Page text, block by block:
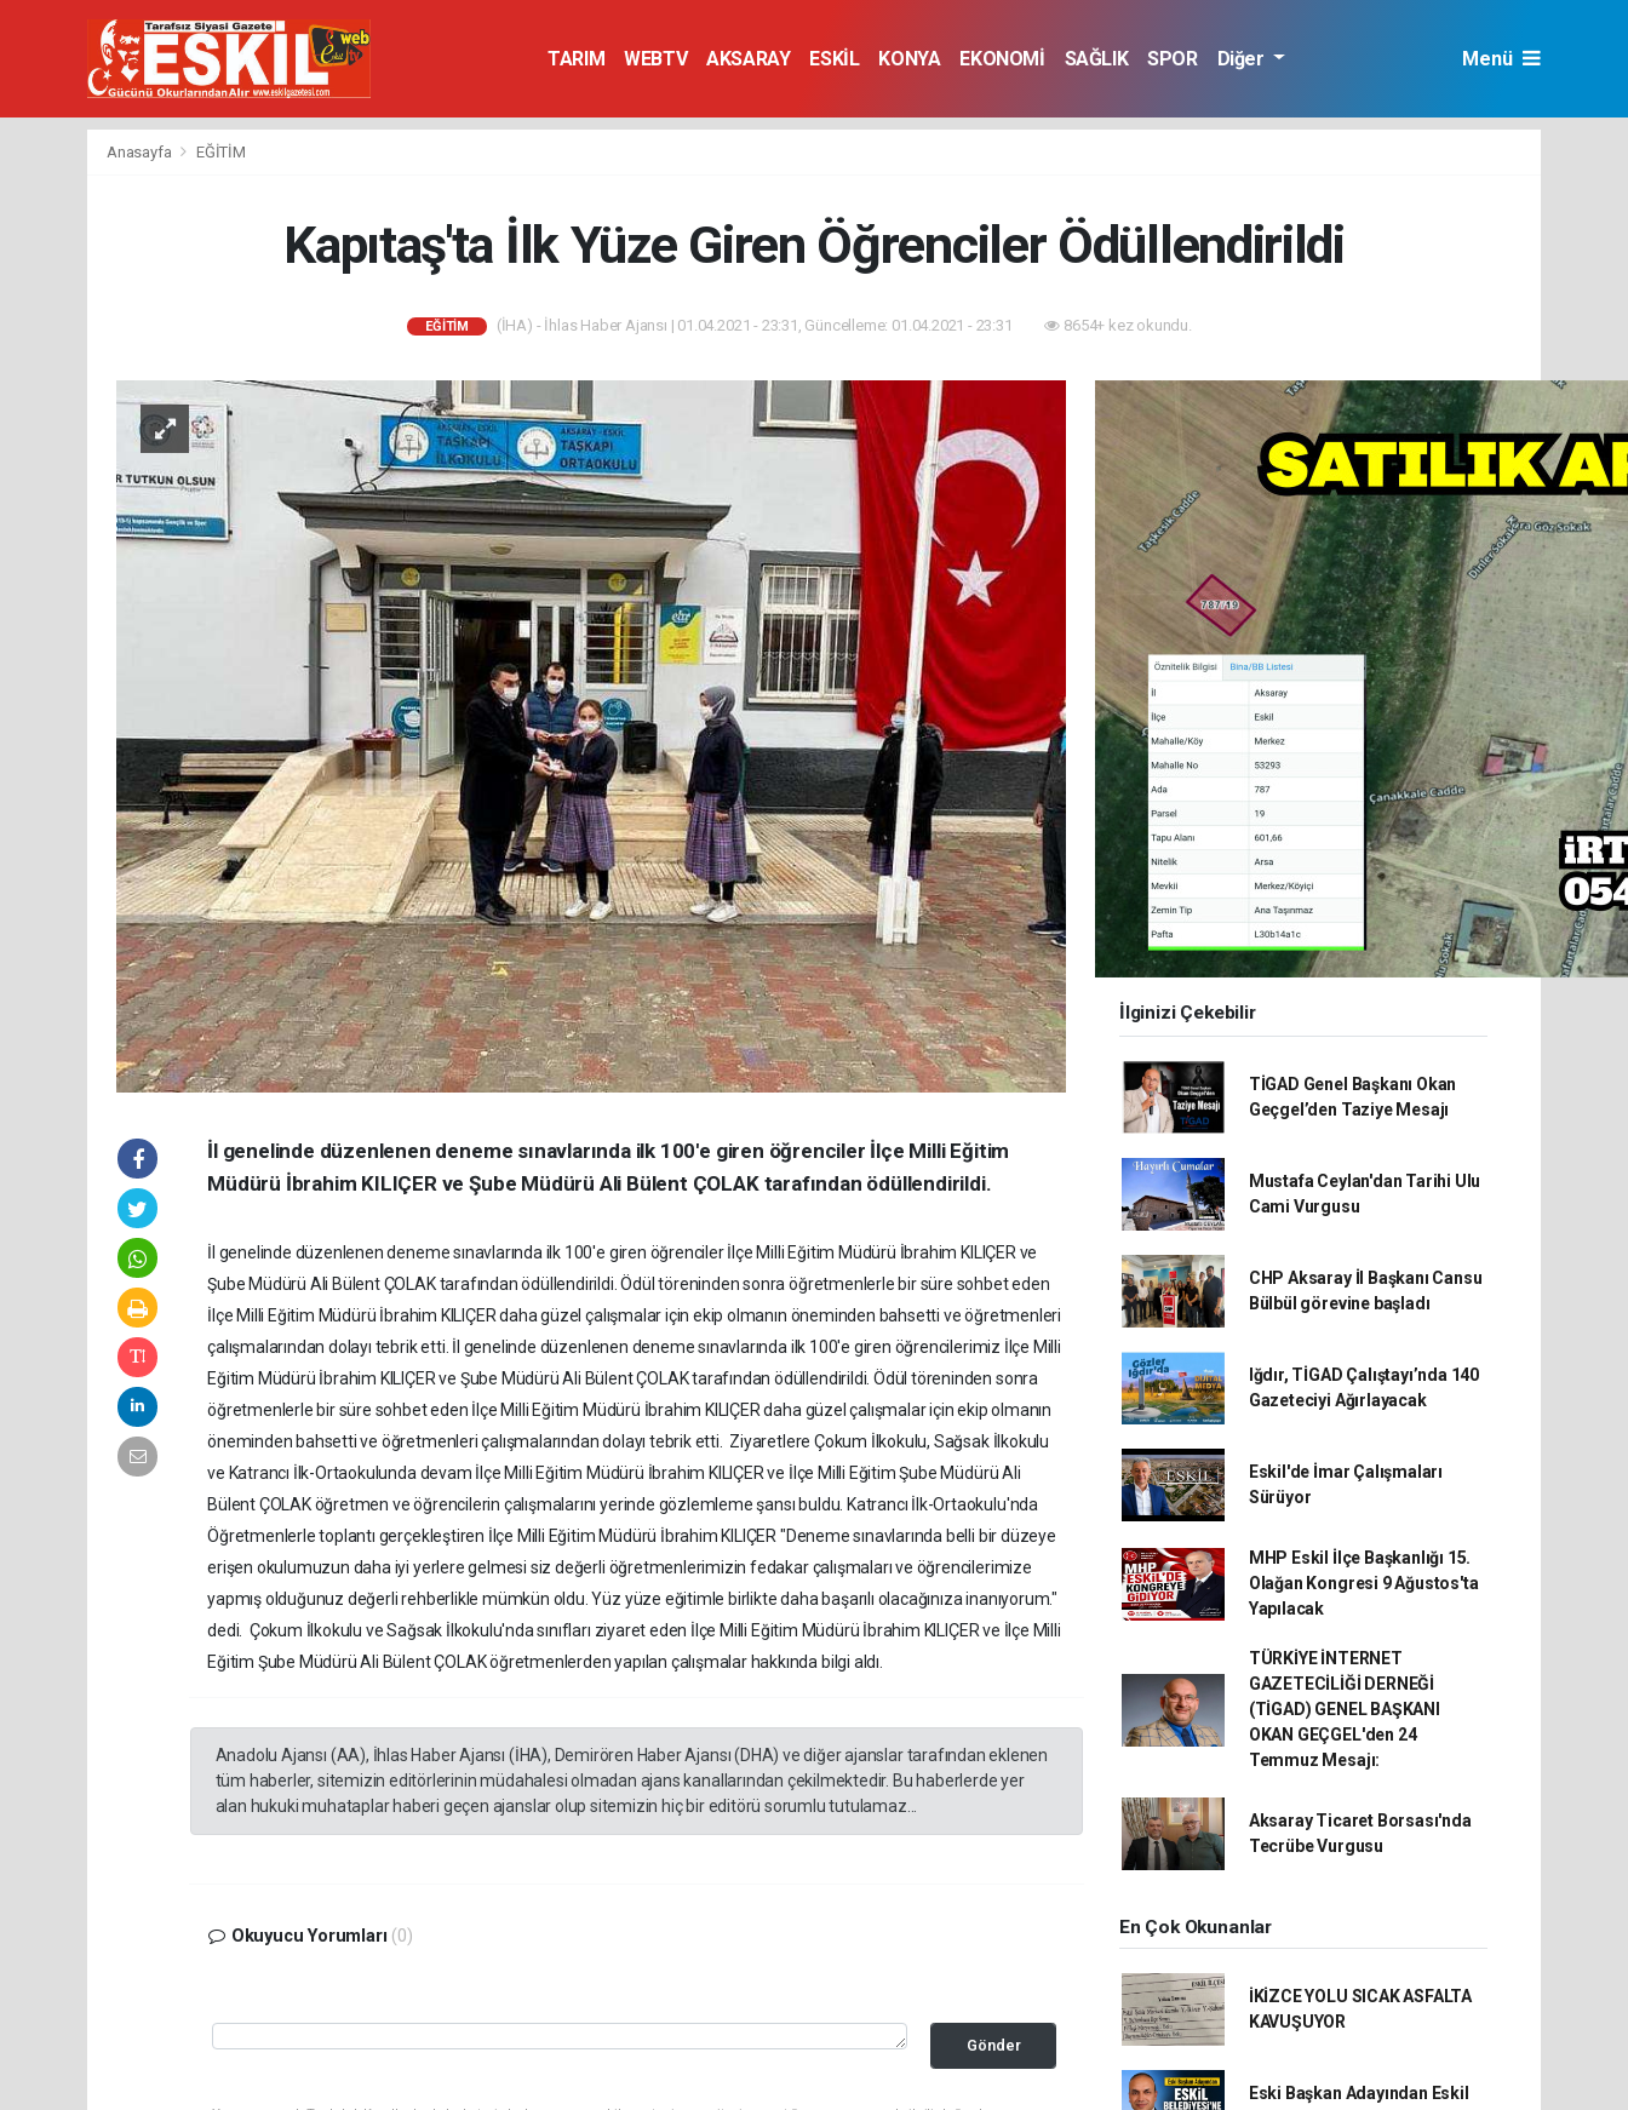
TARIM WEBTV AKSARAY ESKİL KONYA EKONOMİ SAĞLIK SPOR Diğer Menü
Anasayfa EĞİTİM
Kapıtaş'ta İlk Yüze Giren Öğrenciler Ödüllendirildi
EĞİTİM (İHA) - İhlas Haber Ajansı | 01.04.2021 - 23:31, Güncelleme: 01.04.2021 - 23:31 8654+ kez okundu.
İl genelinde düzenlenen deneme sınavlarında ilk 100'e giren öğrenciler İlçe Milli Eğitim
Müdürü İbrahim KILIÇER ve Şube Müdürü Ali Bülent ÇOLAK tarafından ödüllendirildi.
İl genelinde düzenlenen deneme sınavlarında ilk 100'e giren öğrenciler İlçe Milli Eğitim Müdürü İbrahim KILIÇER ve
Şube Müdürü Ali Bülent ÇOLAK tarafından ödüllendirildi. Ödül töreninden sonra öğretmenlerle bir süre sohbet eden
İlçe Milli Eğitim Müdürü İbrahim KILIÇER daha güzel çalışmalar için ekip olmanın öneminden bahsetti ve öğretmenleri
çalışmalarından dolayı tebrik etti. İl genelinde düzenlenen deneme sınavlarında ilk 100'e giren öğrencilerimiz İlçe Milli
Eğitim Müdürü İbrahim KILIÇER ve Şube Müdürü Ali Bülent ÇOLAK tarafından ödüllendirildi. Ödül töreninden sonra
öğretmenlerle bir süre sohbet eden İlçe Milli Eğitim Müdürü İbrahim KILIÇER daha güzel çalışmalar için ekip olmanın
öneminden bahsetti ve öğretmenleri çalışmalarından dolayı tebrik etti. Ziyaretlere Çokum İlkokulu, Sağsak İlkokulu
ve Katrancı İlk-Ortaokulunda devam İlçe Milli Eğitim Müdürü İbrahim KILIÇER ve İlçe Milli Eğitim Şube Müdürü Ali
Bülent ÇOLAK öğretmen ve öğrencilerin çalışmalarını yerinde gözlemleme şansı buldu. Katrancı İlk-Ortaokulu'nda
Öğretmenlerle toplantı gerçekleştiren İlçe Milli Eğitim Müdürü İbrahim KILIÇER "Deneme sınavlarında belli bir düzeye
erişen okulumuzun daha iyi yerlere gelmesi siz değerli öğretmenlerimizin fedakar çalışmaları ve öğrencilerimize
yapmış olduğunuz değerli rehberlikle mümkün oldu. Yüz yüze eğitimle birlikte daha başarılı olacağınıza inanıyorum."
dedi. Çokum İlkokulu ve Sağsak İlkokulu'nda sınıfları ziyaret eden İlçe Milli Eğitim Müdürü İbrahim KILIÇER ve İlçe Milli
Eğitim Şube Müdürü Ali Bülent ÇOLAK öğretmenlerden yapılan çalışmalar hakkında bilgi aldı.
Anadolu Ajansı (AA), İhlas Haber Ajansı (İHA), Demirören Haber Ajansı (DHA) ve diğer ajanslar tarafından eklenen
tüm haberler, sitemizin editörlerinin müdahalesi olmadan ajans kanallarından çekilmektedir. Bu haberlerde yer
alan hukuki muhataplar haberi geçen ajanslar olup sitemizin hiç bir editörü sorumlu tutulamaz...
Okuyucu Yorumları (0)
Gönder
İlginizi Çekebilir
TİGAD Genel Başkanı Okan
Geçgel’den Taziye Mesajı
Mustafa Ceylan'dan Tarihi Ulu
Cami Vurgusu
CHP Aksaray İl Başkanı Cansu
Bülbül görevine başladı
Iğdır, TİGAD Çalıştayı’nda 140
Gazeteciyi Ağırlayacak
Eskil'de İmar Çalışmaları
Sürüyor
MHP Eskil İlçe Başkanlığı 15.
Olağan Kongresi 9 Ağustos'ta
Yapılacak
TÜRKİYE İNTERNET
GAZETECİLİĞİ DERNEĞİ
(TİGAD) GENEL BAŞKANI
OKAN GEÇGEL'den 24
Temmuz Mesajı:
Aksaray Ticaret Borsası'nda
Tecrübe Vurgusu
En Çok Okunanlar
İKİZCE YOLU SICAK ASFALTA
KAVUŞUYOR
Eski Başkan Adayından Eskil